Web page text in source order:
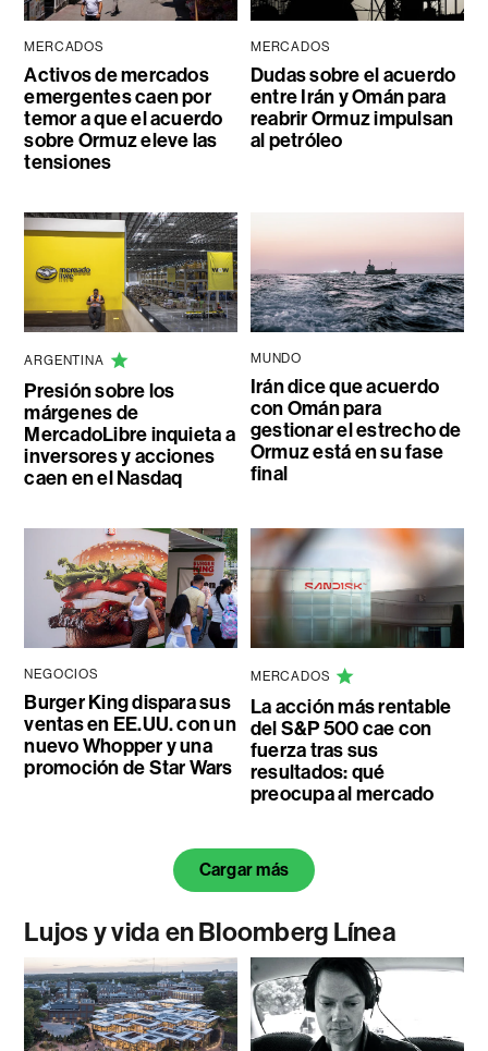
MERCADOS
Activos de mercados
emergentes caen por
temor a que el acuerdo
sobre Ormuz eleve las
tensiones
MERCADOS
Dudas sobre el acuerdo
entre Irán y Omán para
reabrir Ormuz impulsan
al petróleo
ARGENTINA
Presión sobre los
márgenes de
MercadoLibre inquieta a
inversores y acciones
caen en el Nasdaq
MUNDO
Irán dice que acuerdo
con Omán para
gestionar el estrecho de
Ormuz está en su fase
final
NEGOCIOS
Burger King dispara sus
ventas en EE.UU. con un
nuevo Whopper y una
promoción de Star Wars
MERCADOS
La acción más rentable
del S&P 500 cae con
fuerza tras sus
resultados: qué
preocupa al mercado
Cargar más
Lujos y vida en Bloomberg Línea